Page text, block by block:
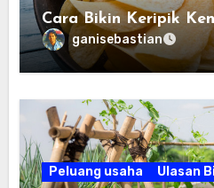
Cara Bikin Keripik
ganisebastian
Peluang usaha Ulasan